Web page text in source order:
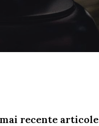
recente articole